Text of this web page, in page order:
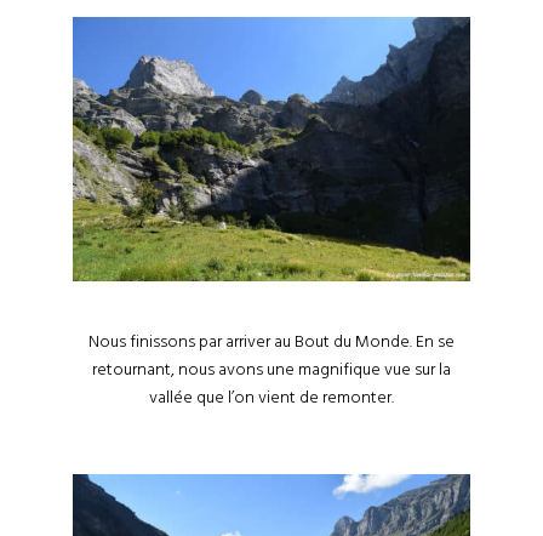
Nous finissons par arriver au Bout du Monde. En se
retournant, nous avons une magnifique vue sur la
vallée que l’on vient de remonter.